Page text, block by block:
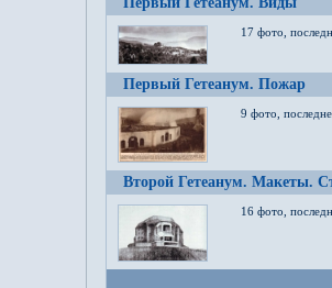
17 фото,
Первый Гетеанум. Пожар
9 фото,
Второй Гетеанум. Макеты.
16 фото,